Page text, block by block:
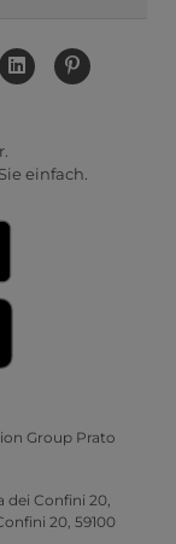
einfach.
Group Prato
dei Confini 20,
20, 59100